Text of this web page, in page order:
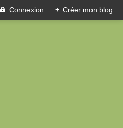
Connexion + Créer mon blog